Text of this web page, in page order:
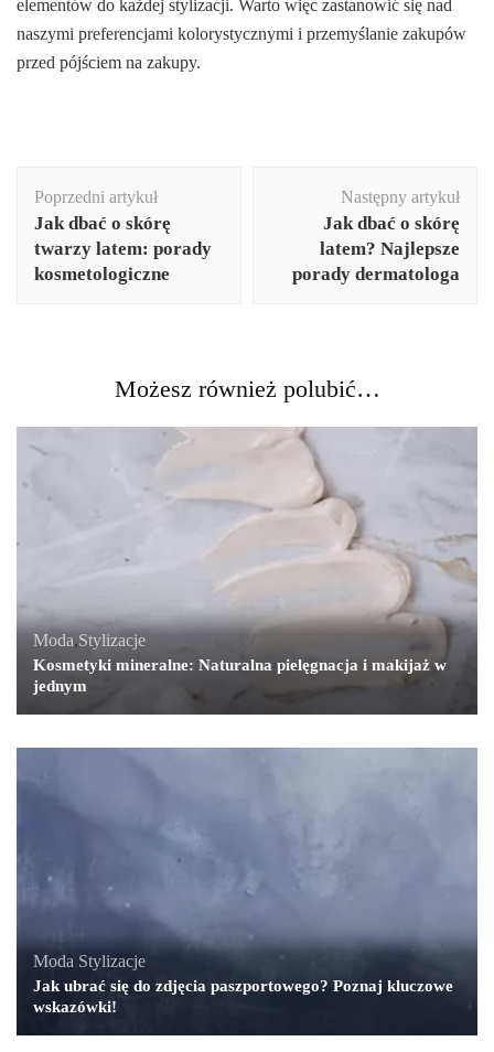
elementów do każdej stylizacji. Warto więc zastanowić się nad
naszymi preferencjami kolorystycznymi i przemyślanie zakupów
przed pójściem na zakupy.
wpisu
Poprzedni artykuł
Jak dbać o skórę
twarzy latem: porady
kosmetologiczne
Następny artykuł
Jak dbać o skórę
latem? Najlepsze
porady dermatologa
Możesz również polubić…
Moda,Stylizacje
Kosmetyki mineralne: Naturalna pielęgnacja i makijaż w
jednym
Moda Stylizacje
Jak ubrać się do zdjęcia paszportowego? Poznaj kluczowe
wskazówki!